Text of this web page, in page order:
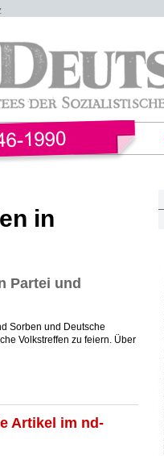
in
Partei und
Sorben und Deutsche
Volkstreffen zu feiern. Über
Artikel im nd-